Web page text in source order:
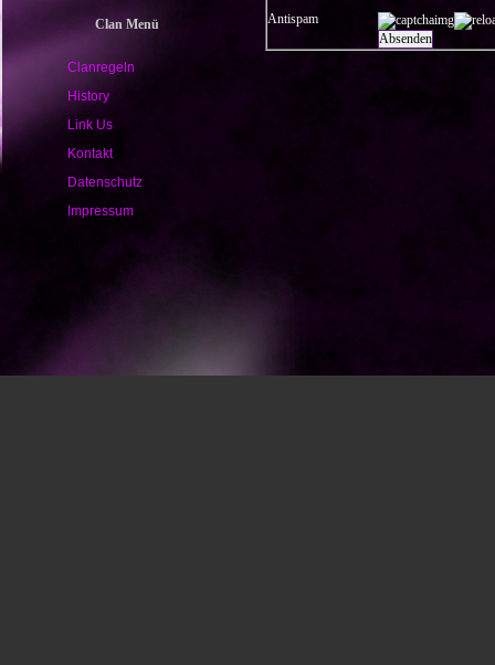
Clan Menü
Clanregeln
History
Link Us
Kontakt
Datenschutz
Impressum
Antispam